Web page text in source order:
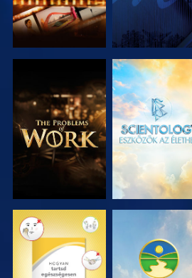
A SOROZAT
RÉSZEI
A SOROZAT
RÉSZEI
MŰSORNÉZÉS MŰSORNÉZÉS